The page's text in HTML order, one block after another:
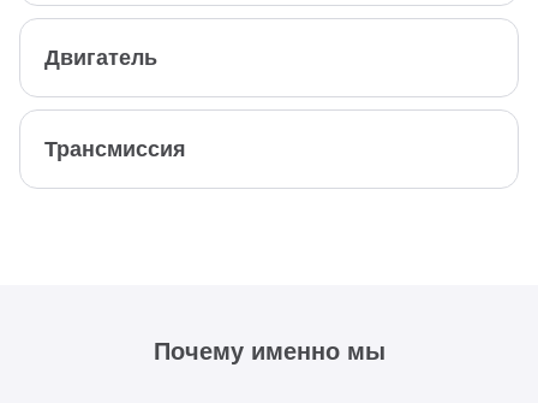
Двигатель
Трансмиссия
Почему именно мы